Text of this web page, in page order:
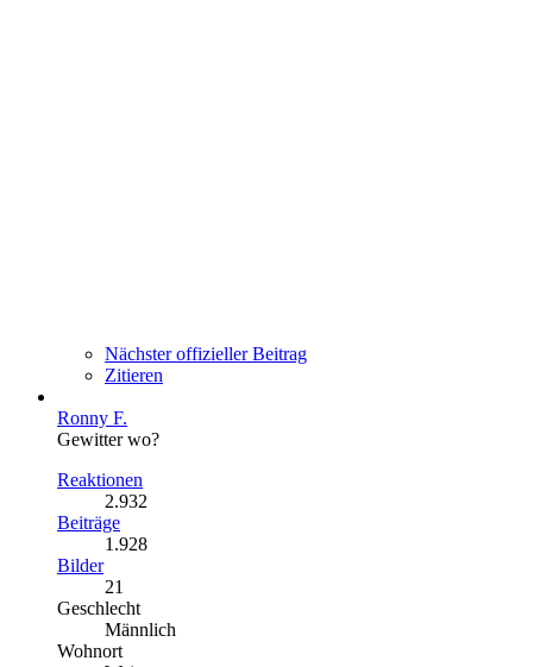
Nächster offizieller Beitrag
Zitieren
Ronny F.
Gewitter wo?
Reaktionen
2.932
Beiträge
1.928
Bilder
21
Geschlecht
Männlich
Wohnort